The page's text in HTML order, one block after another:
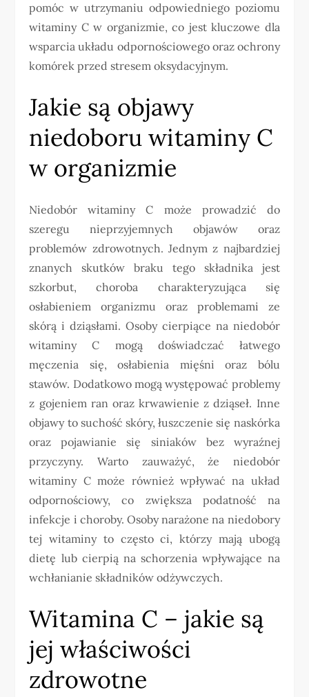
pomóc w utrzymaniu odpowiedniego poziomu
witaminy C w organizmie, co jest kluczowe dla
wsparcia układu odpornościowego oraz ochrony
komórek przed stresem oksydacyjnym.
Jakie są objawy
niedoboru witaminy C
w organizmie
Niedobór witaminy C może prowadzić do
szeregu nieprzyjemnych objawów oraz
problemów zdrowotnych. Jednym z najbardziej
znanych skutków braku tego składnika jest
szkorbut, choroba charakteryzująca się
osłabieniem organizmu oraz problemami ze
skórą i dziąsłami. Osoby cierpiące na niedobór
witaminy C mogą doświadczać łatwego
męczenia się, osłabienia mięśni oraz bólu
stawów. Dodatkowo mogą występować problemy
z gojeniem ran oraz krwawienie z dziąseł. Inne
objawy to suchość skóry, łuszczenie się naskórka
oraz pojawianie się siniaków bez wyraźnej
przyczyny. Warto zauważyć, że niedobór
witaminy C może również wpływać na układ
odpornościowy, co zwiększa podatność na
infekcje i choroby. Osoby narażone na niedobory
tej witaminy to często ci, którzy mają ubogą
dietę lub cierpią na schorzenia wpływające na
wchłanianie składników odżywczych.
Witamina C – jakie są
jej właściwości
zdrowotne